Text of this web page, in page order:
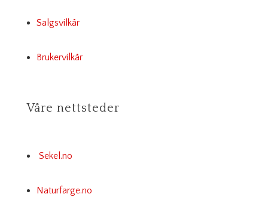
Salgsvilkår
Brukervilkår
Våre nettsteder
Sekel.no
Naturfarge.no